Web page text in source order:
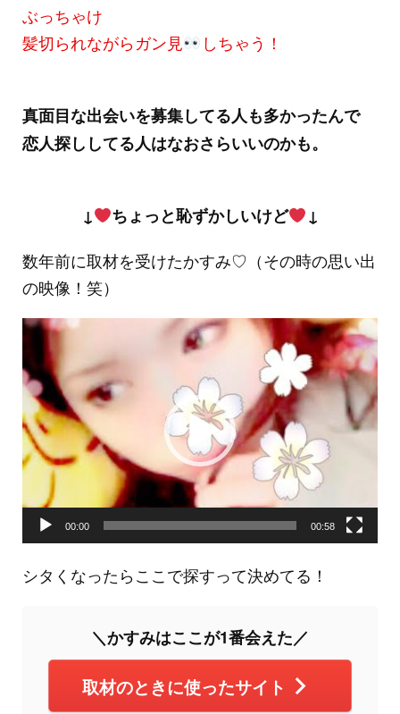
ぶっちゃけ
髪切られながらガン見
しちゃう！
真面目な出会いを募集してる人も多かったんで
恋人探ししてる人はなおさらいいのかも。
↓ ちょっと恥ずかしいけど
↓
数年前に取材を受けたかすみ♡（その時の思い出
の映像！笑）
動
プ
レ
ー
ヤ
ー
00:00 00:58
シタくなったらここで探すって決めてる！
＼かすみはここが1番会えた／
取材のときに使ったサイト